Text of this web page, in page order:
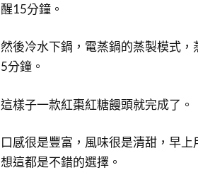
醒15分鐘。
然後冷水下鍋，電蒸鍋的蒸製模式
5分鐘。
這樣子一款紅棗紅糖饅頭就完成了。
口感很是豐富，風味很是清甜，早
想這都是不錯的選擇。